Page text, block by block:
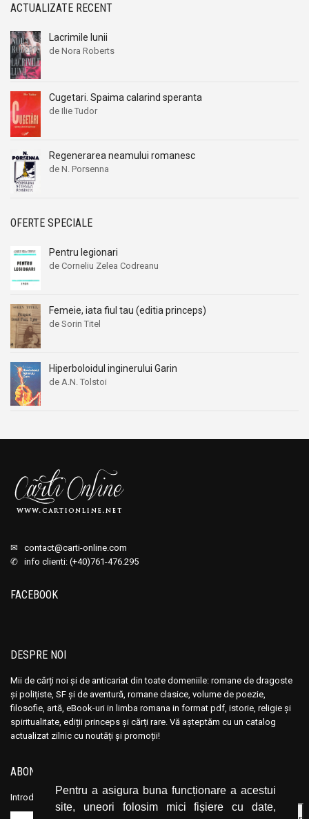
Pentru a asigura buna funcționare a acestui
site, uneori folosim mici fișiere cu date,
ACTUALIZATE RECENT
Lacrimile lunii
de Nora Roberts
Cugetari. Spaima calarind speranta
de Ilie Tudor
Regenerarea neamului romanesc
de N. Porsenna
OFERTE SPECIALE
Pentru legionari
de Corneliu Zelea Codreanu
Femeie, iata fiul tau (editia princeps)
de Sorin Titel
Hiperboloidul inginerului Garin
de A.N. Tolstoi
✉ contact@carti-online.com
✆ info clienti: (+40)761-476.295
FACEBOOK
DESPRE NOI
Mii de cărți noi și de anticariat din toate domeniile: romane de dragoste
și polițiste, SF și de aventură, romane clasice, volume de poezie,
filosofie, artă, eBook-uri in limba romana in format pdf, istorie, religie și
spiritualitate, ediții princeps și cărți rare. Vă așteptăm cu un catalog
actualizat zilnic cu noutăți și promoții!
ABONEAZĂ-TE LA NEWSLETTER
Introduceți adresa dvs. de email și dați click pe butonul de abonare.